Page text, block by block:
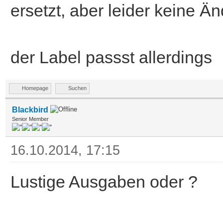
ersetzt, aber leider keine
der Label passst allerdings
Homepage Suchen
Blackbird
Senior Member
16.10.2014, 17:15
Lustige Ausgaben oder ?